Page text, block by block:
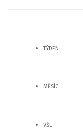
TÝDEN
MĚSÍC
VŠE